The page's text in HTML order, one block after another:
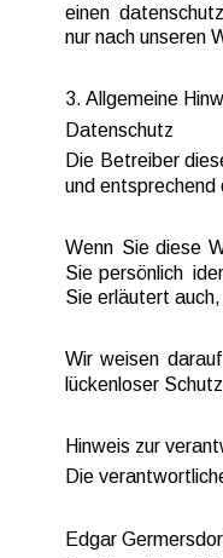
einen
nur nach unseren
3. Allgemeine
Datenschutz
Die Betreiber
und
Wenn Sie diese
Sie persönlich
Sie erläutert
Wir weisen
lückenloser
Hinweis zur
Die
Edgar